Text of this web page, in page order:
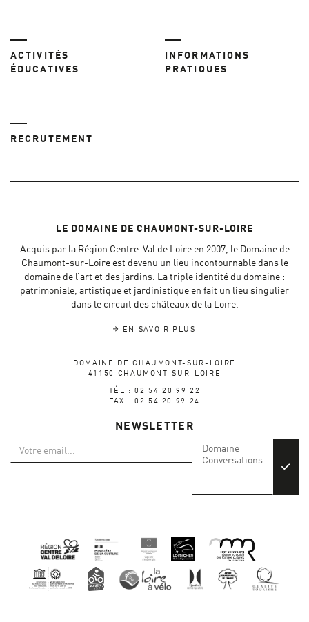
ACTIVITÉS
ÉDUCATIVES
INFORMATIONS
PRATIQUES
RECRUTEMENT
LE DOMAINE DE CHAUMONT-SUR-LOIRE
Acquis par la Région Centre-Val de Loire en 2007, le Domaine de
Chaumont-sur-Loire est devenu un lieu incontournable dans le
domaine de l’art et des jardins. La triple identité du domaine :
patrimoniale, artistique et jardinistique en fait un lieu singulier
dans le circuit des châteaux de la Loire.
EN SAVOIR PLUS
DOMAINE DE CHAUMONT-SUR-LOIRE
41150 CHAUMONT-SUR-LOIRE
TÉL : 02 54 20 99 22
FAX : 02 54 20 99 24
NEWSLETTER